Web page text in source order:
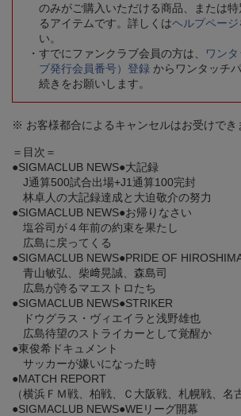
のみがご購入いただける商品、または
るアイテムです。詳しくはヘルプページ
い。
すでにファンクラブ会員の方は、
ワン
ブ発行会員番号）登録 からワンタッチ
続きをお願いします。
※ お客様都合によるキャンセルはお受けでき
＝目次＝
●SIGMACLUB NEWS●大記録
J通算500試合出場+J1通算100完封
林卓人の大記録達成と大迫敬介の努力
●SIGMACLUB NEWS●お帰りなさい
塩谷司が４年前の約束を果たし
広島に戻ってくる
●SIGMACLUB NEWS●PRIDE OF
青山敏弘、柴﨑晃誠、森島司
広島が誇るマエストロたち
●SIGMACLUB NEWS●STRIKER
ドウグラス・ヴィエイラと浅野雄也
広島待望のストライカーとして覚醒か
●東俊希ドキュメント
サッカーが嫌いになった時
●MATCH REPORT
（横浜ＦＭ戦、柏戦、Ｃ大阪戦、札幌戦、名
●SIGMACLUB NEWS●WEリーグ開幕